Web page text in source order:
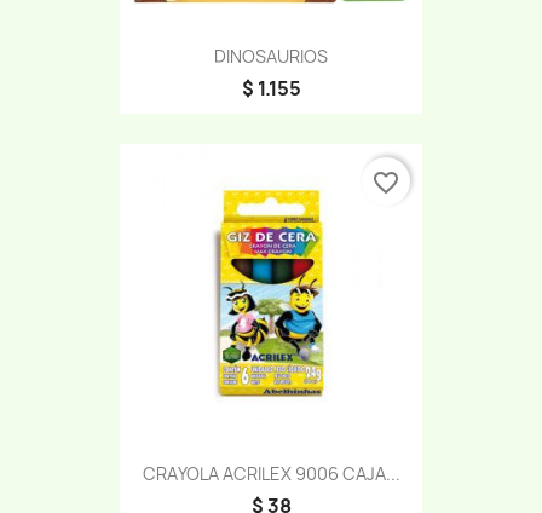
DINOSAURIOS
$ 1.155
CRAYOLA ACRILEX 9006 CAJA...
$ 38
favorite_border